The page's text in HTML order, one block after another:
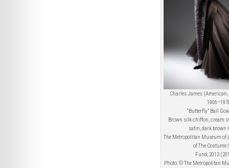
Charles James
“Butterfly” Ball
Brown silk chiffon, cream
satin, dark brown
The Metropolitan Museum of
of The Costume
Fund, 2013
Photo: © The Metropolitan